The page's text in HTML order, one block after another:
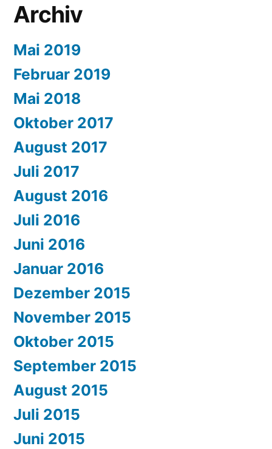
Archiv
Mai 2019
Februar 2019
Mai 2018
Oktober 2017
August 2017
Juli 2017
August 2016
Juli 2016
Juni 2016
Januar 2016
Dezember 2015
November 2015
Oktober 2015
September 2015
August 2015
Juli 2015
Juni 2015